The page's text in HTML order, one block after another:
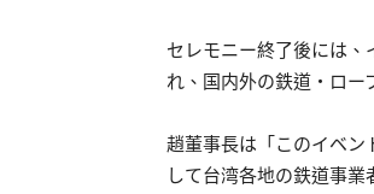
セレモニー終了後には
れ、国内外の鉄道・ロー
趙董事長は「このイベン
して台湾各地の鉄道事